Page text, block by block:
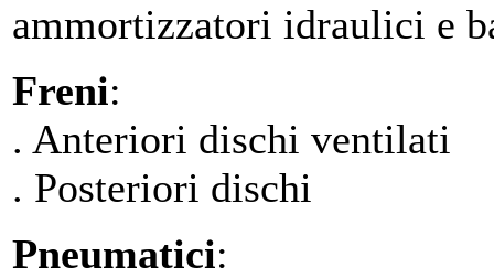
ammortizzatori idraulici e
Freni:
. Anteriori dischi ventilati
. Posteriori dischi
Pneumatici: